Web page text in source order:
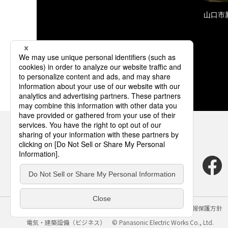
山口市
サイトのご利用にあたって クッキーポリシー
個人情報保護方針
電気・建築設備（ビジネス）
© Panasonic Electric Works Co., Ltd.